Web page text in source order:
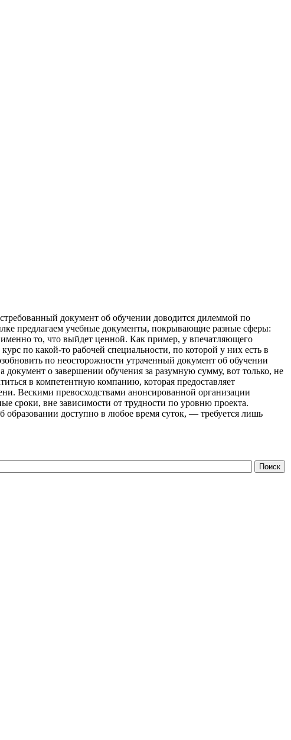
документ об обучении доводится дилеммой по
предлагаем учебные документы, покрывающие разные сферы:
то, что выйдет ценной. Как пример, у впечатляющего
по какой-то рабочей специальности, по которой у них есть в
по неосторожности утраченный документ об обучении
о завершении обучения за разумную сумму, вот только, не
в компетентную компанию, которая предоставляет
Вескими превосходствами анонсированной организации
сроки, вне зависимости от трудности по уровню проекта.
доступно в любое время суток, — требуется лишь